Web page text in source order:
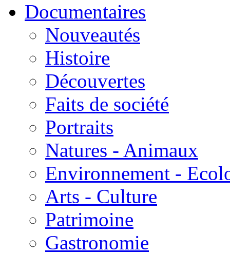
Documentaires
Nouveautés
Histoire
Découvertes
Faits de société
Portraits
Natures - Animaux
Environnement -
Arts - Culture
Patrimoine
Gastronomie